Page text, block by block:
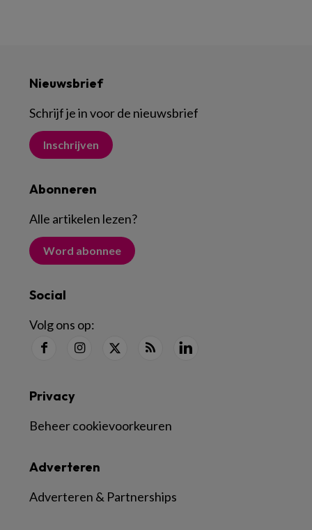
Nieuwsbrief
Schrijf je in voor de nieuwsbrief
Inschrijven
Abonneren
Alle artikelen lezen?
Word abonnee
Social
Volg ons op:
Adverteren
Adverteren & Partnerships
Privacy
Beheer cookievoorkeuren